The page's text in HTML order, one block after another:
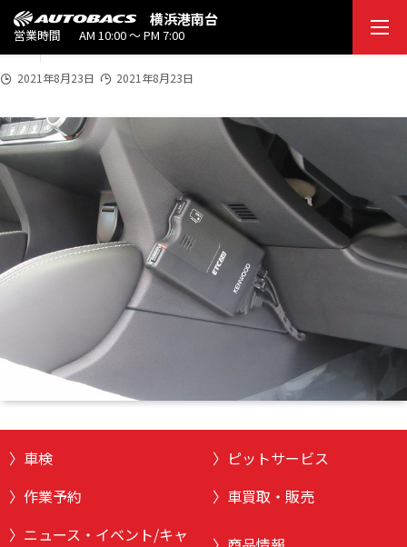
横浜港南台
営業時間 AM 10:00 ～ PM 7:00
20210823_03
2021
8/2
3
2021年8月23日 2021年8月23日
車検
ピットサービス
作業予約
車買取・販売
ニュース・イベント/キャ